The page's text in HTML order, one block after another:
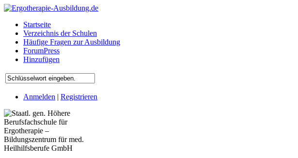
Startseite
Verzeichnis der Schulen
Häufige Fragen zur Ausbildung
ForumPress
Hinzufügen
Anmelden | Registrieren